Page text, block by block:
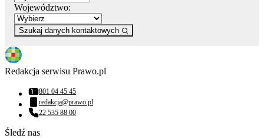
Województwo:
Szukaj danych kontaktowych
Redakcja serwisu Prawo.pl
Numer telefonu:
801 04 45 45
Adres email:
redakcja@prawo.pl
Numer telefonu:
22 535 88 00
Śledź nas